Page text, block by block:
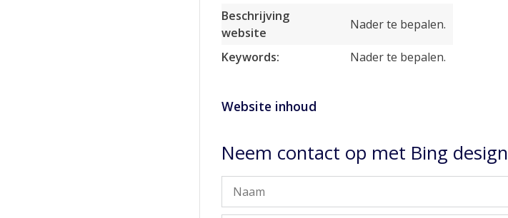
Beschrijving
website
Nader te bepalen.
Keywords: Nader te bepalen.
Website inhoud
Neem contact op met Bing design